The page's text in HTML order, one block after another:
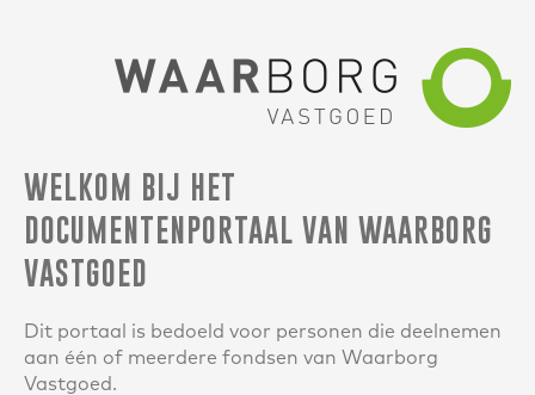
WELKOM BIJ HET
DOCUMENTENPORTAAL VAN WAARBORG
VASTGOED
Dit portaal is bedoeld voor personen die deelnemen
aan één of meerdere fondsen van Waarborg
Vastgoed.